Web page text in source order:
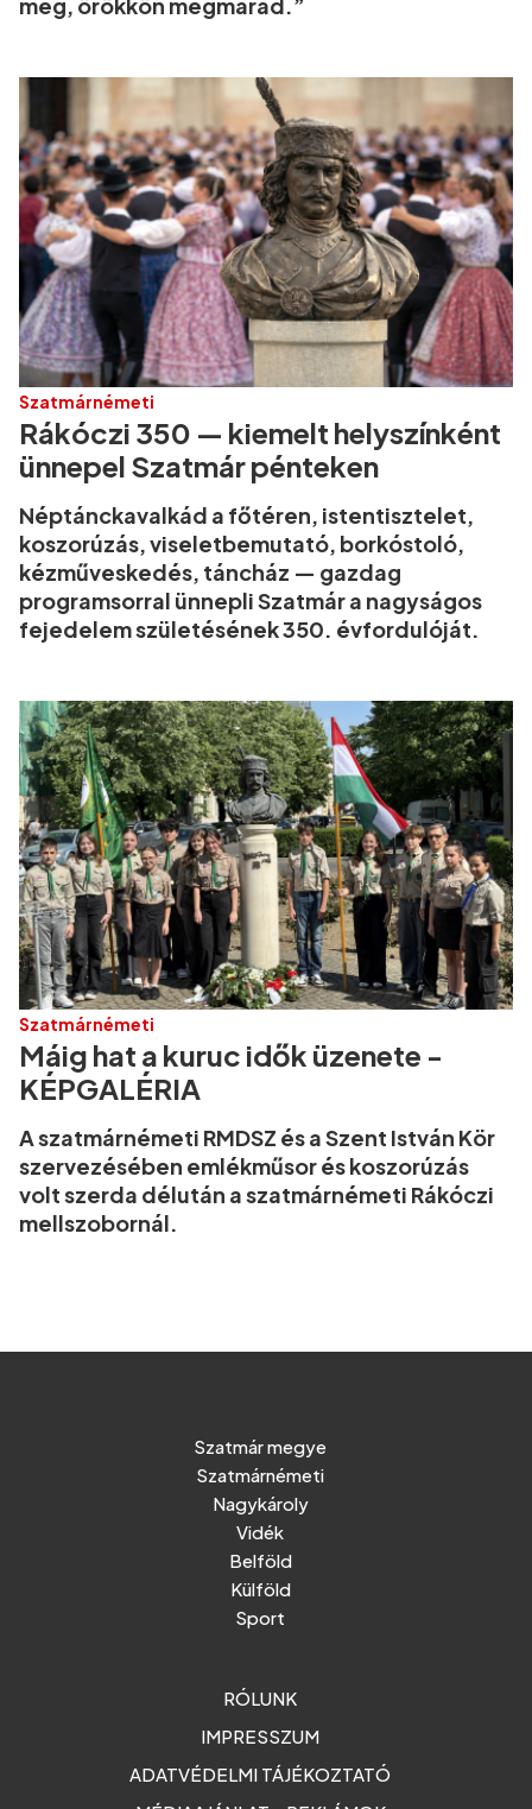
meg, örökkön megmarad.”
Szatmárnémeti
Rákóczi 350 — kiemelt helyszínként
ünnepel Szatmár pénteken
Néptánckavalkád a főtéren, istentisztelet,
koszorúzás, viseletbemutató, borkóstoló,
kézműveskedés, táncház — gazdag
programsorral ünnepli Szatmár a nagyságos
fejedelem születésének 350. évfordulóját.
Szatmárnémeti
Máig hat a kuruc idők üzenete -
KÉPGALÉRIA
A szatmárnémeti RMDSZ és a Szent István Kör
szervezésében emlékműsor és koszorúzás
volt szerda délután a szatmárnémeti Rákóczi
mellszobornál.
Szatmár megye
Szatmárnémeti
Nagykároly
Vidék
Belföld
Külföld
Sport
RÓLUNK
IMPRESSZUM
ADATVÉDELMI TÁJÉKOZTATÓ